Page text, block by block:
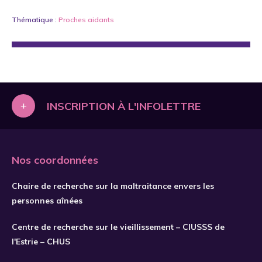
Thématique : Proches aidants
+ INSCRIPTION À L'INFOLETTRE
Nos coordonnées
Chaire de recherche sur la maltraitance envers les
personnes aînées
Centre de recherche sur le vieillissement – CIUSSS de
l'Estrie – CHUS